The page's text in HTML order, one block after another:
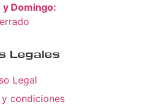
y Domingo:
Legales
Legal
condiciones